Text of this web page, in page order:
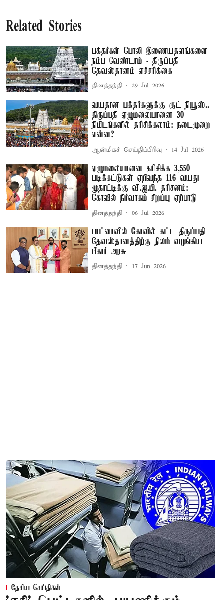
Related Stories
பக்தர்கள் போலி இணையதளங்களை
நம்ப வேண்டாம் - திருப்பதி
தேவஸ்தானம் எச்சரிக்கை
தினத்தந்தி 29 Jul 2026
வயதான பக்தர்களுக்கு குட் நியூஸ்..
திருப்பதி ஏழுமலையானை 30
நிமிடங்களில் தரிசிக்கலாம்: நடைமுறை
என்ன?
ஆன்மிகச் செய்திப்பிரிவு 14 Jul 2026
ஏழுமலையானை தரிசிக்க 3,550
படிக்கட்டுகள் ஏறிவந்த 116 வயது
மூதாட்டிக்கு வி.ஐ.பி. தரிசனம்:
கோவில் நிர்வாகம் சிறப்பு ஏற்பாடு
தினத்தந்தி 06 Jul 2026
பாட்னாவில் கோவில் கட்ட திருப்பதி
தேவஸ்தானத்திற்கு நிலம் வழங்கிய
பீகார் அரசு
தினத்தந்தி 17 Jun 2026
தேசிய செய்திகள்